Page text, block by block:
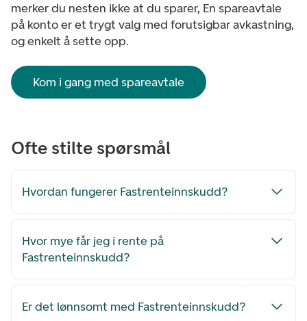
merker du nesten ikke at du sparer, En spareavtale
på konto er et trygt valg med forutsigbar avkastning,
og enkelt å sette opp.
Kom i gang med spareavtale
Ofte stilte spørsmål
Hvordan fungerer Fastrenteinnskudd?
Hvor mye får jeg i rente på
Fastrenteinnskudd?
Er det lønnsomt med Fastrenteinnskudd?